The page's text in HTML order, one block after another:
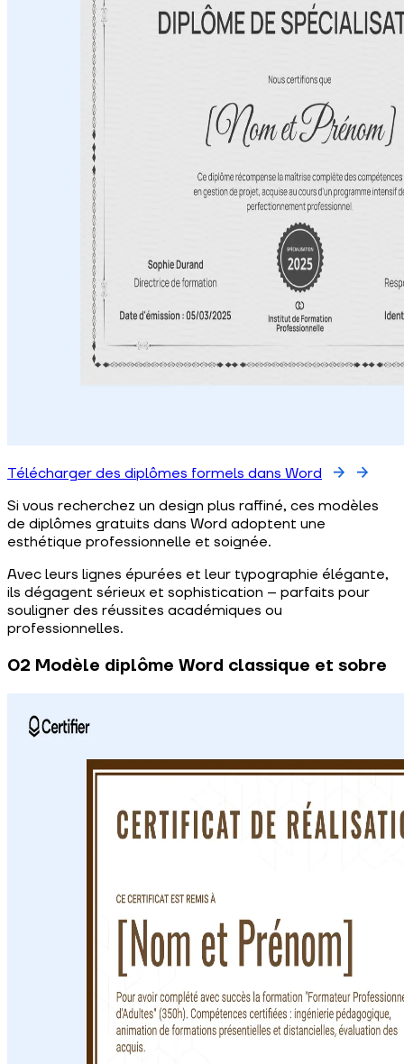
Télécharger des diplômes formels dans Word
Si vous recherchez un design plus raffiné, ces modèles
de diplômes gratuits dans Word adoptent une
esthétique professionnelle et soignée.
Avec leurs lignes épurées et leur typographie élégante,
ils dégagent sérieux et sophistication – parfaits pour
souligner des réussites académiques ou
professionnelles.
02 Modèle diplôme Word classique et sobre